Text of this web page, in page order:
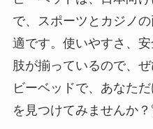
で、スポーツとカジノ
適です。使いやすさ、
肢が揃っているので、
ビーベッドで、あなた
を見つけてみませんか